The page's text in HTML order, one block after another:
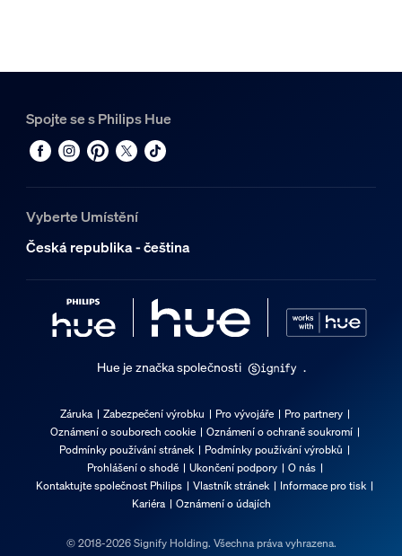
Spojte se s Philips Hue
Vyberte Umístění
Česká republika - čeština
Hue je značka společnosti .
Záruka Zabezpečení výrobku Pro vývojáře
Pro partnery
Oznámení o souborech cookie
Oznámení o ochraně soukromí
Podmínky používání stránek
Podmínky používání výrobků
Prohlášení o shodě
Ukončení podpory
O nás
Kontaktujte společnost Philips
Vlastník stránek
Informace pro tisk
Kariéra
Oznámení o údajích
© 2018-2026 Signify Holding. Všechna práva vyhrazena.